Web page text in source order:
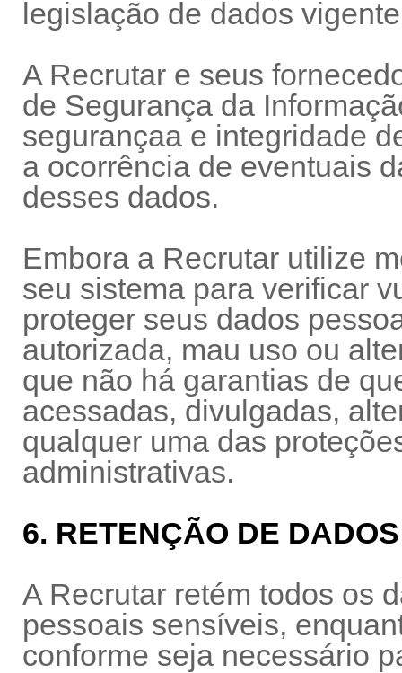
legislação de dados
A Recrutar e seus
de Segurança da
segurançaa e integridade
a ocorrência de eventuais
desses dados.
Embora a Recrutar utilize
seu sistema para verificar
proteger seus dados
autorizada, mau uso ou
que não há garantias de
acessadas, divulgadas,
qualquer uma das
administrativas.
6. RETENÇÃO DE DADOS
A Recrutar retém todos os
pessoais sensíveis,
conforme seja necessário